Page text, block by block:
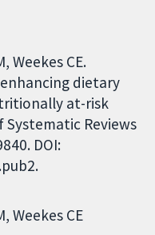
Weekes CE.
dietary
at-risk
Reviews
DOI:
Weekes CE